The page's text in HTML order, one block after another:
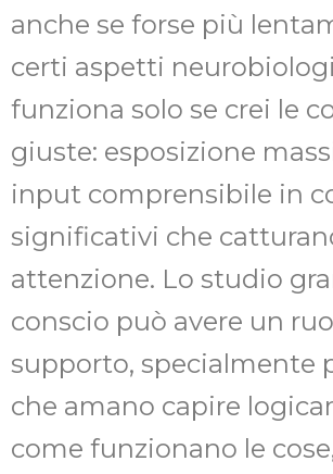
anche se forse più
certi aspetti
funziona solo se crei le
giuste: esposizione
input comprensibile in
significativi che
attenzione. Lo studio
conscio può avere un
supporto, specialmente
che amano capire
come funzionano le